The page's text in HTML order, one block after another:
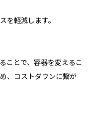
を軽減します。
ことで、容器を変えるこ
、コストダウンに繋が